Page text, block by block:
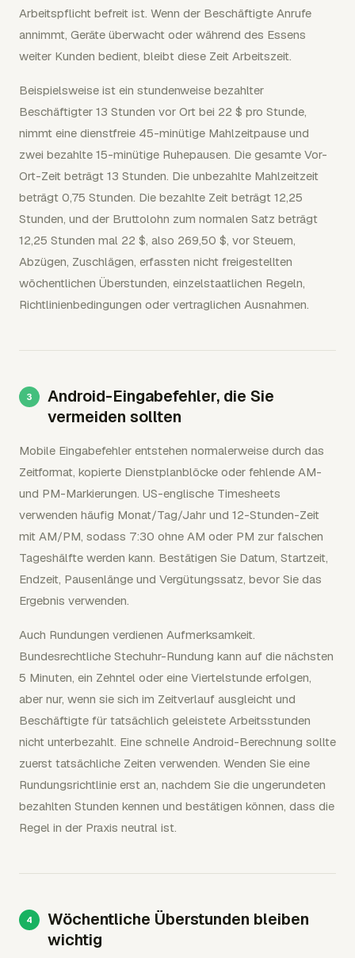
Arbeitspflicht befreit ist. Wenn der Beschäftigte Anrufe
annimmt, Geräte überwacht oder während des Essens
weiter Kunden bedient, bleibt diese Zeit Arbeitszeit.
Beispielsweise ist ein stundenweise bezahlter
Beschäftigter 13 Stunden vor Ort bei 22 $ pro Stunde,
nimmt eine dienstfreie 45-minütige Mahlzeitpause und
zwei bezahlte 15-minütige Ruhepausen. Die gesamte Vor-
Ort-Zeit beträgt 13 Stunden. Die unbezahlte Mahlzeitzeit
beträgt 0,75 Stunden. Die bezahlte Zeit beträgt 12,25
Stunden, und der Bruttolohn zum normalen Satz beträgt
12,25 Stunden mal 22 $, also 269,50 $, vor Steuern,
Abzügen, Zuschlägen, erfassten nicht freigestellten
wöchentlichen Überstunden, einzelstaatlichen Regeln,
Richtlinienbedingungen oder vertraglichen Ausnahmen.
Android-Eingabefehler, die Sie
vermeiden sollten
Mobile Eingabefehler entstehen normalerweise durch das
Zeitformat, kopierte Dienstplanblöcke oder fehlende AM-
und PM-Markierungen. US-englische Timesheets
verwenden häufig Monat/Tag/Jahr und 12-Stunden-Zeit
mit AM/PM, sodass 7:30 ohne AM oder PM zur falschen
Tageshälfte werden kann. Bestätigen Sie Datum, Startzeit,
Endzeit, Pausenlänge und Vergütungssatz, bevor Sie das
Ergebnis verwenden.
Auch Rundungen verdienen Aufmerksamkeit.
Bundesrechtliche Stechuhr-Rundung kann auf die nächsten
5 Minuten, ein Zehntel oder eine Viertelstunde erfolgen,
aber nur, wenn sie sich im Zeitverlauf ausgleicht und
Beschäftigte für tatsächlich geleistete Arbeitsstunden
nicht unterbezahlt. Eine schnelle Android-Berechnung sollte
zuerst tatsächliche Zeiten verwenden. Wenden Sie eine
Rundungsrichtlinie erst an, nachdem Sie die ungerundeten
bezahlten Stunden kennen und bestätigen können, dass die
Regel in der Praxis neutral ist.
Wöchentliche Überstunden bleiben
wichtig